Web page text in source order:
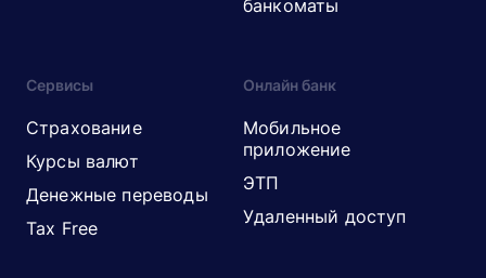
банкоматы
Сервисы
Страхование
Курсы валют
Денежные переводы
Tax Free
Онлайн банк
Мобильное
приложение
ЭТП
Удаленный доступ